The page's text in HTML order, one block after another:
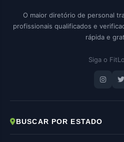
O maior diretório de personal
profissionais qualificados e
rápida e
Siga o
BUSCAR POR ESTADO